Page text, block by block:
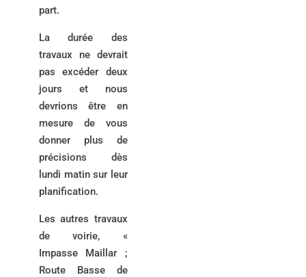
part.
La durée des
travaux ne devrait
pas excéder deux
jours et nous
devrions être en
mesure de vous
donner plus de
précisions dès
lundi matin sur leur
planification.
Les autres travaux
de voirie, «
Impasse Maillar ;
Route Basse de